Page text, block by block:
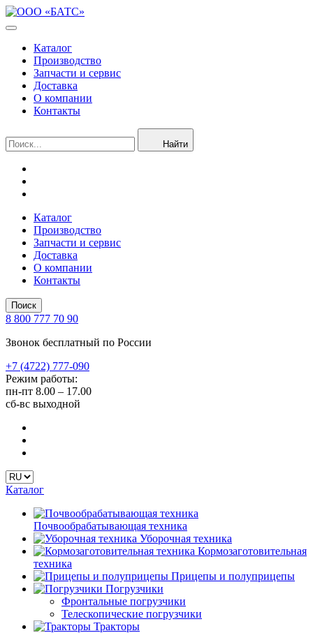
Каталог
Производство
Запчасти и сервис
Доставка
О компании
Контакты
Найти
Каталог
Производство
Запчасти и сервис
Доставка
О компании
Контакты
Поиск
8 800 777 70 90
Звонок бесплатный по России
+7 (4722) 777-090
Режим работы:
пн-пт 8.00 – 17.00
сб-вс выходной
Каталог
Почвообрабатывающая техника
Уборочная техника
Кормозаготовительная
техника
Прицепы и полуприцепы
Погрузчики
Фронтальные погрузчики
Телескопические погрузчики
Тракторы